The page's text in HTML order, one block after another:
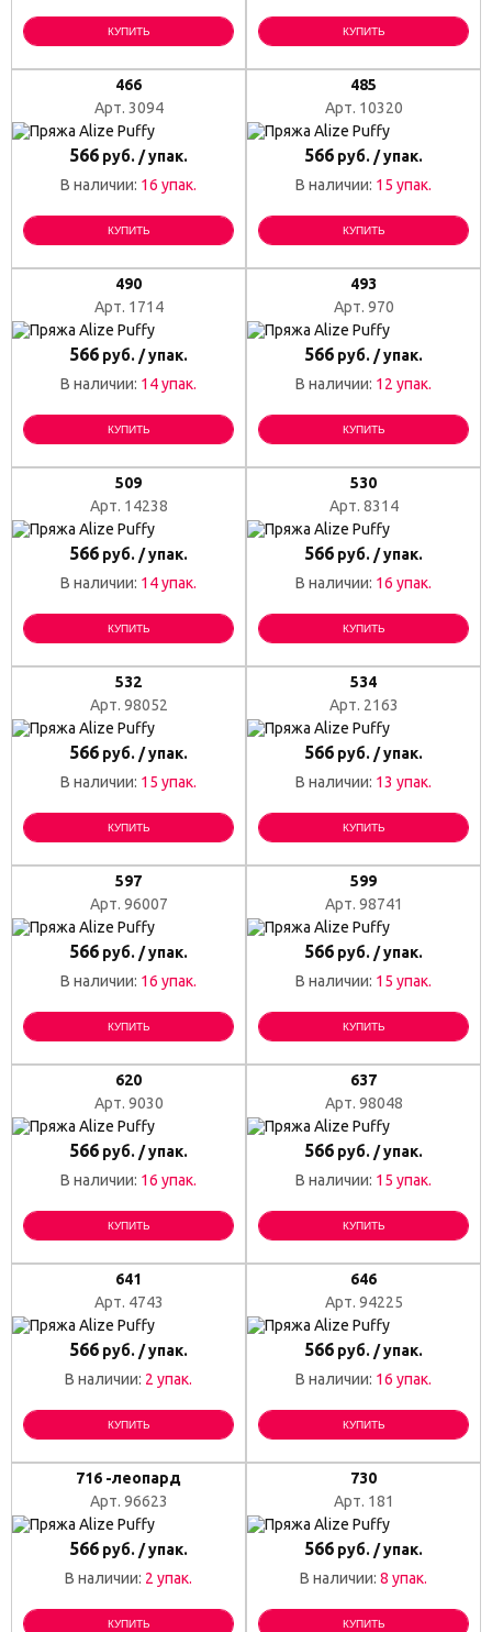
КУПИТЬ КУПИТЬ
466
Арт. 3094
566 руб. / упак.
В наличии: 16 упак.
КУПИТЬ
485
Арт. 10320
566 руб. / упак.
В наличии: 15 упак.
КУПИТЬ
490
Арт. 1714
566 руб. / упак.
В наличии: 14 упак.
КУПИТЬ
493
Арт. 970
566 руб. / упак.
В наличии: 12 упак.
КУПИТЬ
509
Арт. 14238
566 руб. / упак.
В наличии: 14 упак.
КУПИТЬ
530
Арт. 8314
566 руб. / упак.
В наличии: 16 упак.
КУПИТЬ
532
Арт. 98052
566 руб. / упак.
В наличии: 15 упак.
КУПИТЬ
534
Арт. 2163
566 руб. / упак.
В наличии: 13 упак.
КУПИТЬ
597
Арт. 96007
566 руб. / упак.
В наличии: 16 упак.
КУПИТЬ
599
Арт. 98741
566 руб. / упак.
В наличии: 15 упак.
КУПИТЬ
620
Арт. 9030
566 руб. / упак.
В наличии: 16 упак.
КУПИТЬ
637
Арт. 98048
566 руб. / упак.
В наличии: 15 упак.
КУПИТЬ
641
Арт. 4743
566 руб. / упак.
В наличии: 2 упак.
КУПИТЬ
646
Арт. 94225
566 руб. / упак.
В наличии: 16 упак.
КУПИТЬ
716 -леопард
Арт. 96623
566 руб. / упак.
В наличии: 2 упак.
КУПИТЬ
730
Арт. 181
566 руб. / упак.
В наличии: 8 упак.
КУПИТЬ